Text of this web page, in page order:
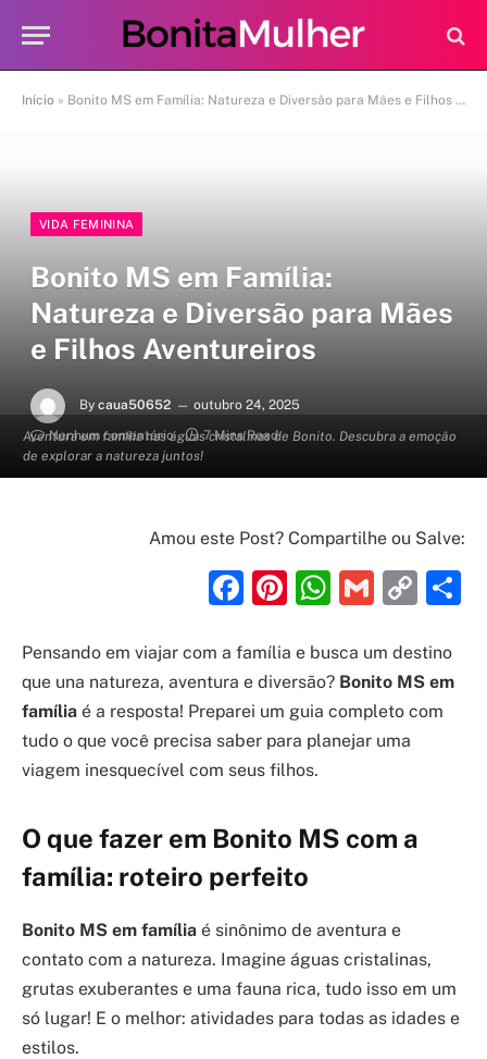
Início » Bonito MS em Família: Natureza e Diversão para Mães e Filhos Aventureiros
Aventura em família nas águas cristalinas de Bonito. Descubra a emoção
de explorar a natureza juntos!
VIDA FEMININA
Bonito MS em Família:
Natureza e Diversão para Mães
e Filhos Aventureiros
By caua50652
outubro 24, 2025
Nenhum comentário
7 Mins Read
Amou este Post? Compartilhe ou Salve:
Facebook
Pinterest
Gmail
Pensando em viajar com a família e busca um destino
que una natureza, aventura e diversão? Bonito MS em
família é a resposta! Preparei um guia completo com
tudo o que você precisa saber para planejar uma
viagem inesquecível com seus filhos.
O que fazer em Bonito MS com a
família: roteiro perfeito
Bonito MS em família é sinônimo de aventura e
contato com a natureza. Imagine águas cristalinas,
grutas exuberantes e uma fauna rica, tudo isso em um
só lugar! E o melhor: atividades para todas as idades e
estilos.